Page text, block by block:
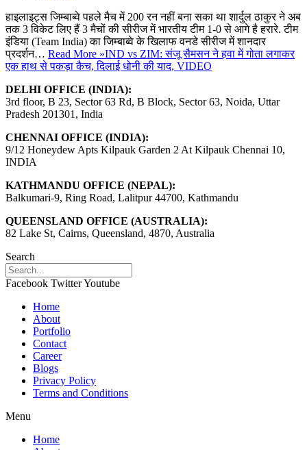
हाइलाइट्स जिम्बाब्वे पहले मैच में 200 रन नहीं बना सका था शार्दुल ठाकुर ने अब
तक 3 विकेट लिए हैं 3 मैचों की सीरीज में भारतीय टीम 1-0 से आगे है हरारे. टीम
इंडिया (Team India) का जिम्बाब्वे के खिलाफ वनडे सीरीज में शानदार
प्रदर्शन… Read More »IND vs ZIM: संजू सैमसन ने हवा में गोता लगाकर
एक हाथ से पकड़ा कैच, दिलाई धोनी की याद, VIDEO
DELHI OFFICE (INDIA):
3rd floor, B 23, Sector 63 Rd, B Block, Sector 63, Noida, Uttar
Pradesh 201301, India
CHENNAI OFFICE (INDIA):
9/12 Honeydew Apts Kilpauk Garden 2 At Kilpauk Chennai 10,
INDIA
KATHMANDU OFFICE (NEPAL):
Balkumari-9, Ring Road, Lalitpur 44700, Kathmandu
QUEENSLAND OFFICE (AUSTRALIA):
82 Lake St, Cairns, Queensland, 4870, Australia
Search
Facebook TwitterYoutube
Home
About
Portfolio
Contact
Career
Blogs
Privacy Policy
Terms and Conditions
Menu
Home